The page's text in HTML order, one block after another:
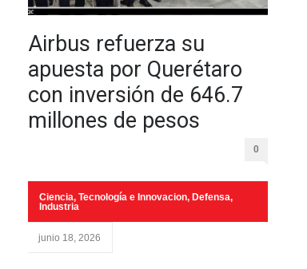
Airbus refuerza su
apuesta por Querétaro
con inversión de 646.7
millones de pesos
0
Ciencia, Tecnología e Innovacion, Defensa,
Industria
junio 18, 2026